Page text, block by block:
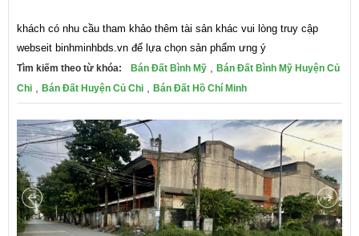
khách có nhu cầu tham khảo thêm tài sản khác vui lòng truy cập
webseit binhminhbds.vn để lựa chọn sản phẩm ưng ý
Tìm kiếm theo từ khóa: Bán Đất Bình Mỹ
Bán Đất Bình Mỹ Huyện Củ
Chi
Bán Đất Huyện Củ Chi Bán Đất Hồ Chí Minh